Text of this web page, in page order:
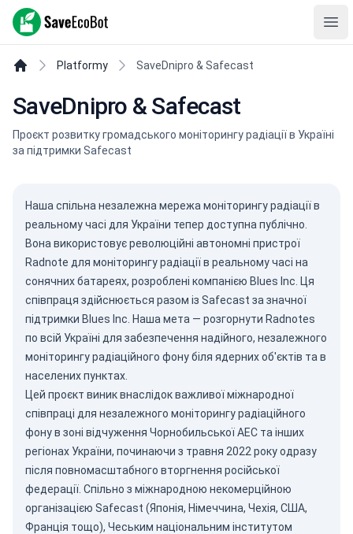
SaveEcoBot
Platformy SaveDnipro & Safecast
SaveDnipro & Safecast
Проєкт розвитку громадського моніторингу радіації в Україні
за підтримки Safecast
Наша спільна незалежна мережа моніторингу радіації в
реальному часі для України тепер доступна публічно.
Вона використовує революційні автономні пристрої
Radnote для моніторингу радіації в реальному часі на
сонячних батареях, розроблені компанією Blues Inc. Ця
співпраця здійснюється разом із Safecast за значної
підтримки Blues Inc. Наша мета — розгорнути Radnotes
по всій Україні для забезпечення надійного, незалежного
моніторингу радіаційного фону біля ядерних об'єктів та в
населених пунктах.
Цей проєкт виник внаслідок важливої міжнародної
співпраці для незалежного моніторингу радіаційного
фону в зоні відчуження Чорнобильської АЕС та інших
регіонах України, починаючи з травня 2022 року одразу
після повномасштабного вторгнення російської
федерації. Спільно з міжнародною некомерційною
організацією Safecast (Японія, Німеччина, Чехія, США,
Франція тощо), Чеським національним інститутом